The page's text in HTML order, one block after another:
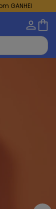
GANHEI